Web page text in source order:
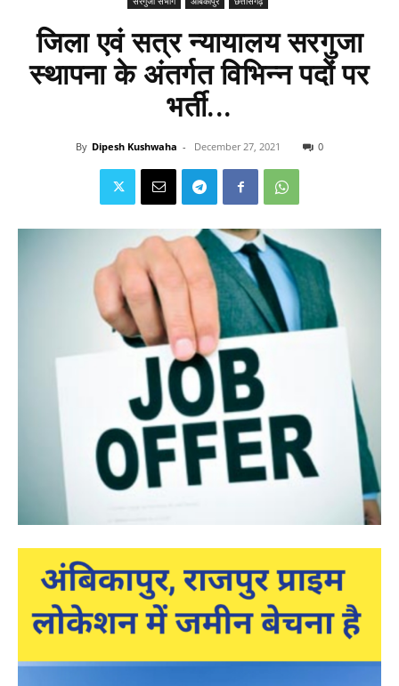
जिला एवं सत्र न्यायालय सरगुजा
स्थापना के अंतर्गत विभिन्न पदों पर
भर्ती...
By Dipesh Kushwaha - December 27, 2021 0